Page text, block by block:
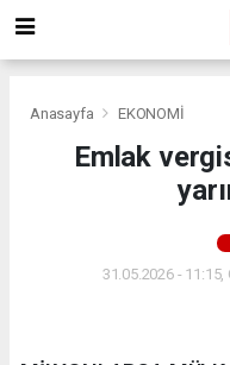
Anasayfa EKONOMİ
Emlak
31.05.2026 -